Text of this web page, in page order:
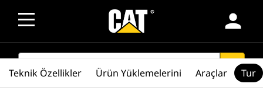
person
SEARCH search
Teknik Özellikler Ürün Yüklemelerini Araçlar Tur